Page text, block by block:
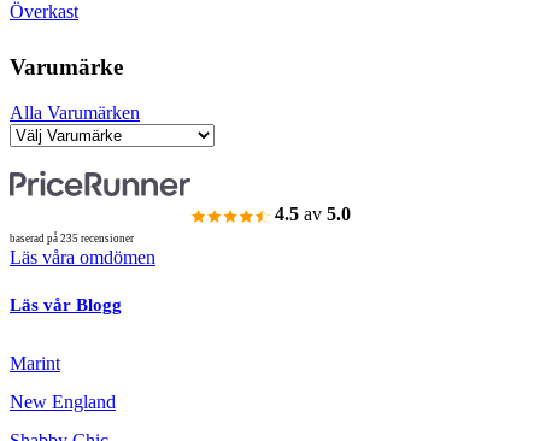
Överkast
Varumärke
Alla Varumärken
4.5 av 5.0
baserad på 235 recensioner
Läs våra omdömen
Läs vår Blogg
Marint
New England